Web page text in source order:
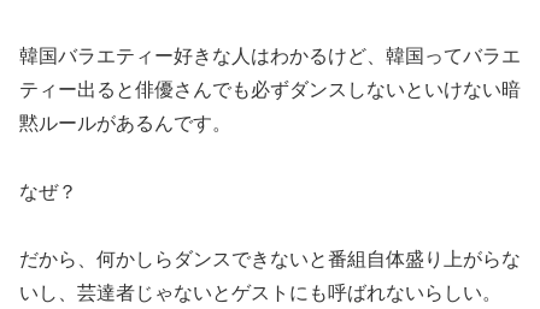
韓国バラエティー好きな人はわかるけど、韓国ってバラエ
ティー出ると俳優さんでも必ずダンスしないといけない暗
黙ルールがあるんです。
なぜ？
だから、何かしらダンスできないと番組自体盛り上がらな
いし、芸達者じゃないとゲストにも呼ばれないらしい。